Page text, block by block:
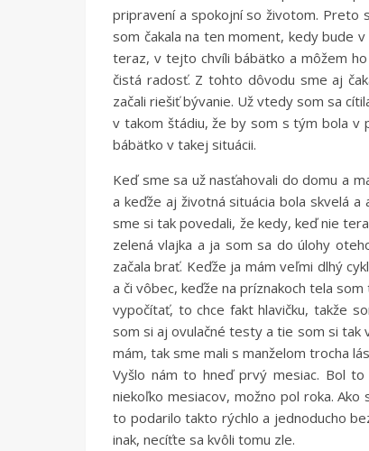
pripravení a spokojní so životom. Preto
som čakala na ten moment, kedy bude
teraz, v tejto chvíli bábätko a môžem
čistá radosť. Z tohto dôvodu sme aj
začali riešiť bývanie. Už vtedy som sa
v takom štádiu, že by som s tým bola v
bábätko v takej situácii.
Keď sme sa už nasťahovali do domu a
a keďže aj životná situácia bola skvelá
sme si tak povedali, že kedy, keď nie
zelená vlajka a ja som sa do úlohy
začala brať. Keďže ja mám veľmi dlhý
a či vôbec, keďže na príznakoch tela
vypočítať, to chce fakt hlavičku, takže
som si aj ovulačné testy a tie som si tak
mám, tak sme mali s manželom trocha
Vyšlo nám to hneď prvý mesiac. Bol
niekoľko mesiacov, možno pol roka.
to podarilo takto rýchlo a jednoducho
inak, necíťte sa kvôli tomu zle.